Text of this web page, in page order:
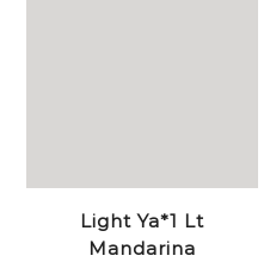
Light Ya*1 Lt
Mandarina